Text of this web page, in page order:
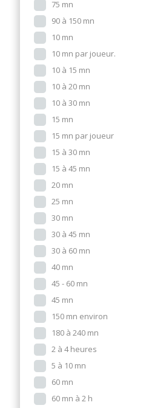
75 mn
90 à 150 mn
10 mn
10 mn par joueur.
10 à 15 mn
10 à 20 mn
10 à 30 mn
15 mn
15 mn par joueur
15 à 30 mn
15 à 45 mn
20 mn
25 mn
30 mn
30 à 45 mn
30 à 60 mn
40 mn
45 - 60 mn
45 mn
150 mn environ
180 à 240 mn
2 à 4 heures
5 à 10 mn
60 mn
60 mn à 2 h